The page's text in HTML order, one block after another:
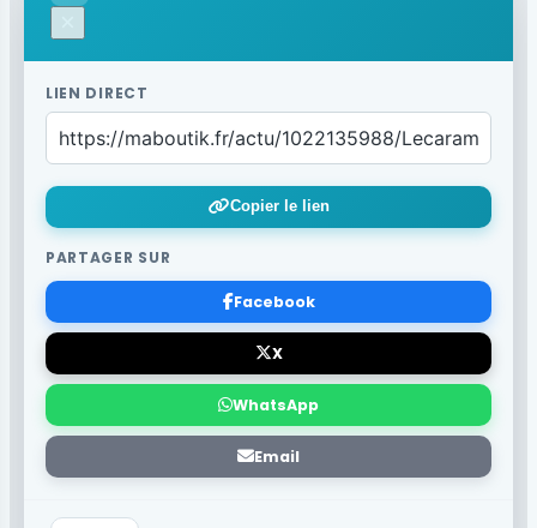
LIEN DIRECT
Copier le lien
PARTAGER SUR
Facebook
X
WhatsApp
Email